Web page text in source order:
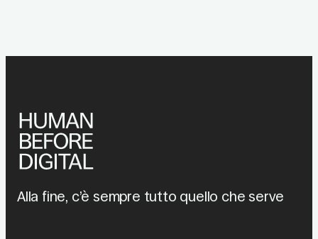
Alla fine, c’è sempre tutto quello che serve